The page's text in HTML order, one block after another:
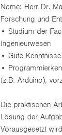
Name: Herr Dr.
Forschung und
• Studium der
Ingenieurwesen
• Gute
•
(z.B. Arduino),
Die praktischen
Lösung der
Vorausgesetzt